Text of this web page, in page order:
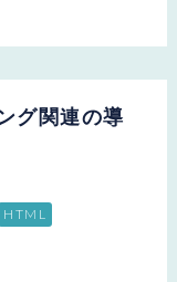
グ関連の導
HTML